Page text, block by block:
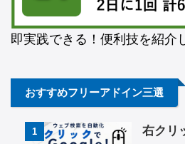
即実践できる！便利技を紹介
おすすめフリーアドイン三選
1 右クリ